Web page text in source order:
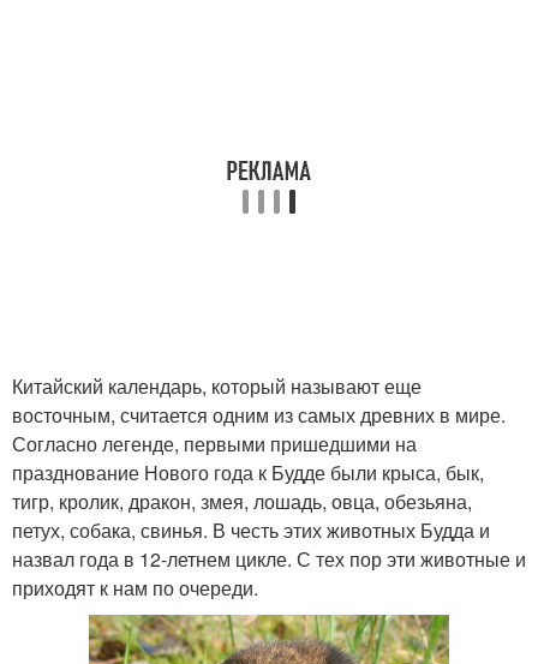
Китайский календарь, который называют еще
восточным, считается одним из самых древних в мире.
Согласно легенде, первыми пришедшими на
празднование Нового года к Будде были крыса, бык,
тигр, кролик, дракон, змея, лошадь, овца, обезьяна,
петух, собака, свинья. В честь этих животных Будда и
назвал года в 12-летнем цикле. С тех пор эти животные и
приходят к нам по очереди.